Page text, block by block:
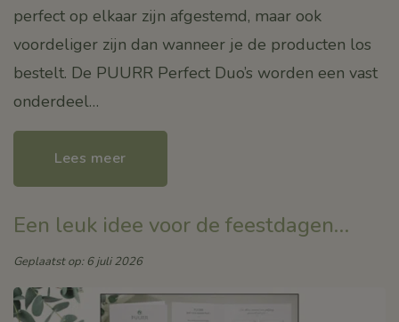
perfect op elkaar zijn afgestemd, maar ook
voordeliger zijn dan wanneer je de producten los
bestelt. De PUURR Perfect Duo’s worden een vast
onderdeel…
Lees meer
Een leuk idee voor de feestdagen…
Geplaatst op: 6 juli 2026